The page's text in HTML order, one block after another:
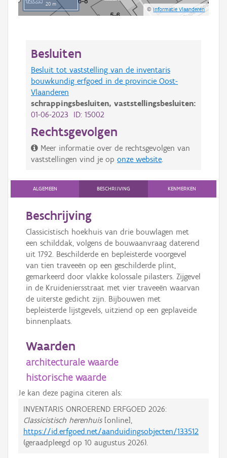
20 m
©Informatie Vlaanderen
Besluiten
Besluit tot vaststelling van de inventaris
bouwkundig erfgoed in de provincie Oost-
Vlaanderen
schrappingsbesluiten, vaststellingsbesluiten:
01-06-2023 ID: 15002
Rechtsgevolgen
Meer informatie over de rechtsgevolgen van
vaststellingen vind je op onze website
ALGEMEEN BESCHRIJVING KENMERKEN
Beschrijving
Classicistisch hoekhuis van drie bouwlagen met
een schilddak, volgens de bouwaanvraag daterend
uit 1792. Beschilderde en bepleisterde voorgevel
van tien traveeën op een geschilderde plint,
gemarkeerd door vlakke kolossale pilasters. Zijgevel
in de Kruideniersstraat met vier traveeën waarvan
de uiterste gedicht zijn. Bijbouwen met
bepleisterde lijstgevels, uitziend op een geplaveide
binnenplaats.
Waarden
architecturale waarde
historische waarde
Je kan deze pagina citeren als:
INVENTARIS ONROEREND ERFGOED 2026:
Classicistisch herenhuis[online],
https://id.erfgoed.net/aanduidingsobjecten/133512
(geraadpleegd op 10 augustus 2026).